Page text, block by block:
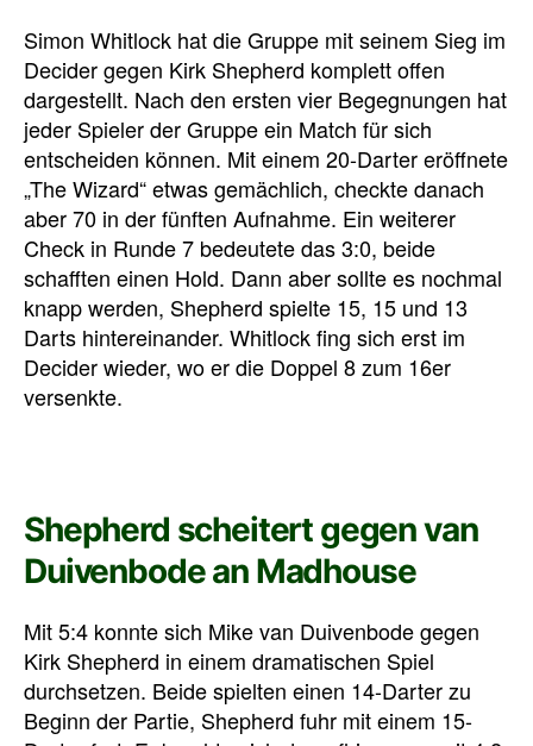
Simon Whitlock hat die Gruppe mit seinem Sieg im
Decider gegen Kirk Shepherd komplett offen
dargestellt. Nach den ersten vier Begegnungen hat
jeder Spieler der Gruppe ein Match für sich
entscheiden können. Mit einem 20-Darter eröffnete
„The Wizard“ etwas gemächlich, checkte danach
aber 70 in der fünften Aufnahme. Ein weiterer
Check in Runde 7 bedeutete das 3:0, beide
schafften einen Hold. Dann aber sollte es nochmal
knapp werden, Shepherd spielte 15, 15 und 13
Darts hintereinander. Whitlock fing sich erst im
Decider wieder, wo er die Doppel 8 zum 16er
versenkte.
Shepherd scheitert gegen van
Duivenbode an Madhouse
Mit 5:4 konnte sich Mike van Duivenbode gegen
Kirk Shepherd in einem dramatischen Spiel
durchsetzen. Beide spielten einen 14-Darter zu
Beginn der Partie, Shepherd fuhr mit einem 15-